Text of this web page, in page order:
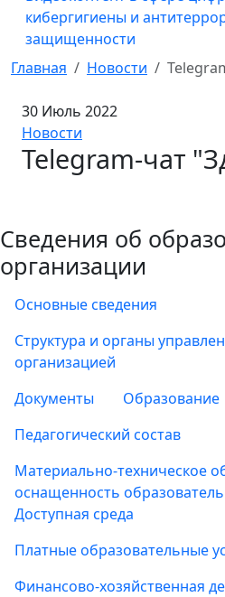
кибергигиены и
защищенности
Главная
Новости
30 Июль 2022
Новости
Telegram-чат
Сведения об
организации
Основные сведения
Структура и органы
организацией
Документы
Образование
Педагогический состав
Материально-техническое
оснащенность
Доступная среда
Платные образовательные
Финансово-хозяйственная